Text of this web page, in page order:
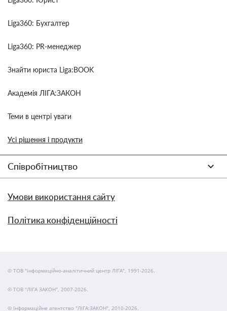
Liga360: Бухгалтер
Liga360: PR-менеджер
Знайти юриста Liga:BOOK
Академія ЛІГА:ЗАКОН
Теми в центрі уваги
Усі рішення і продукти
Співробітництво
Умови використання сайту
Політика конфіденційності
© ТОВ "інформаційно-аналітичний центр ЛІГА", 1991-2026.
© ТОВ "ЛІГА ЗАКОН", 2007-2026.
© Інформаційне агентство "ЛІГА:ЗАКОН", 2010-2026.